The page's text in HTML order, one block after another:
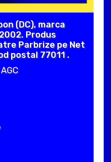
(DC), marca
Produs
Parbrize pe Net
postal 77011 .